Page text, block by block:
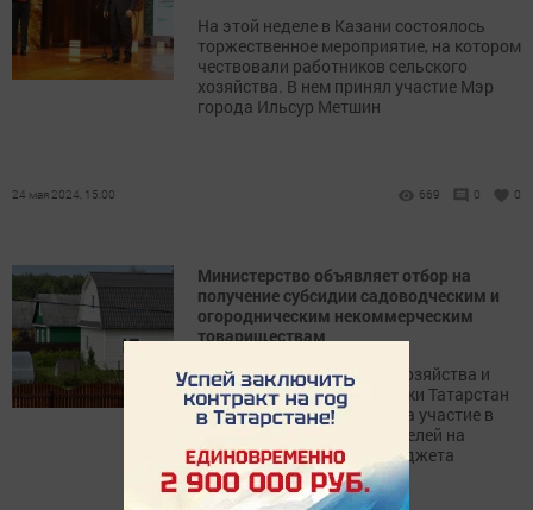
На этой неделе в Казани состоялось
торжественное мероприятие, на котором
чествовали работников сельского
хозяйства. В нем принял участие Мэр
города Ильсур Метшин
24 мая 2024, 15:00 669 0 0
Министерство объявляет отбор на
получение субсидии садоводческим и
огородническим некоммерческим
товариществам
Министерство сельского хозяйства и
продовольствия Республики Татарстан
объявляет прием заявок на участие в
конкурсном отборе заявителей на
получение субсидии из бюджета
Республики Татарстан